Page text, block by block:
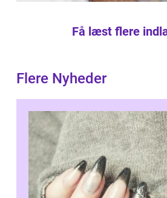
Få læst flere
Flere Nyheder